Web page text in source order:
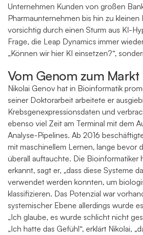
Unternehmen Kunden von großen
Pharmaunternehmen bis hin zu kleinen
vorsichtig durch einen Sturm aus KI-
Frage, die Leap Dynamics immer
„Können wir hier KI einsetzen?“,
Vom Genom zum Markt
Nikolai Genov hat in Bioinformatik
seiner Doktorarbeit arbeitete er
Krebsgenexpressionsdaten und
ebenso viel Zeit am Terminal mit dem
Analyse-Pipelines. Ab 2016
mit maschinellem Lernen, lange bevor
überall auftauchte. Die Bioinformatiker
erkannt, sagt er, „dass diese Systeme
verwendet werden konnten, um
klassifizieren. Das Potenzial war
systemischer Ebene allerdings wurde
„Ich glaube, es wurde schlicht nicht
„Ich hatte das Gefühl“, erklärt Nikolai,